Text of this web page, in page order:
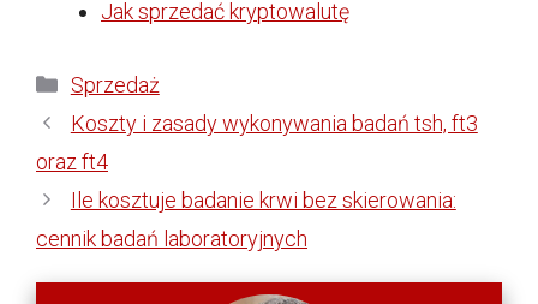
Jak sprzedać kryptowalutę
Kategorie
Sprzedaż
Koszty i zasady wykonywania badań tsh, ft3
oraz ft4
Ile kosztuje badanie krwi bez skierowania:
cennik badań laboratoryjnych